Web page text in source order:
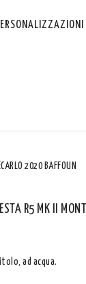
2020 BAFFOUN
R5 MK II
ad acqua.